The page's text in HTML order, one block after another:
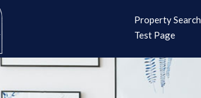
Property Search
Test Page